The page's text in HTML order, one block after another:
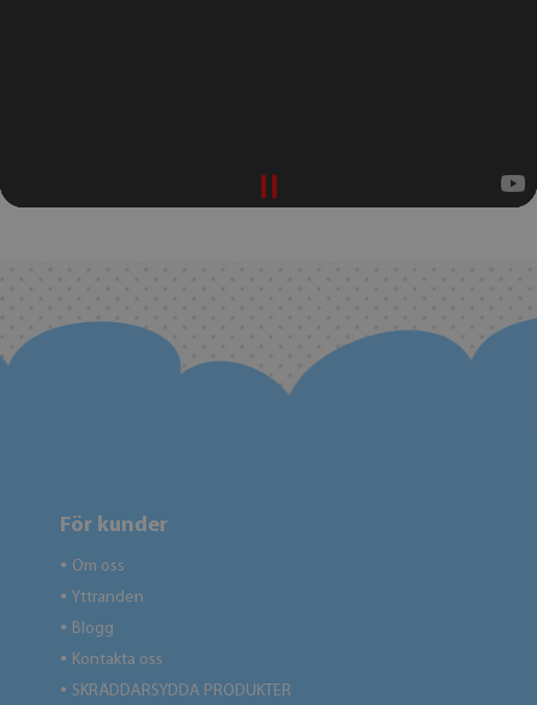
För kunder
● Om oss
● Yttranden
● Blogg
● Kontakta oss
● SKRÄDDARSYDDA PRODUKTER